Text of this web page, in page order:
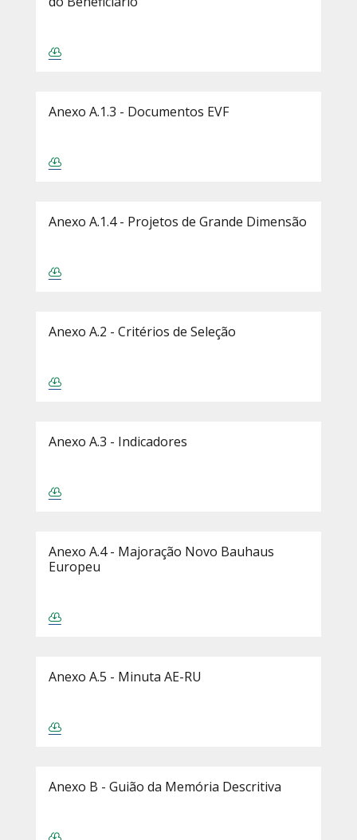
Anexo A.1.3 - Documentos EVF
Anexo A.1.4 - Projetos de Grande Dimensão
Anexo A.2 - Critérios de Seleção
Anexo A.3 - Indicadores
Anexo A.4 - Majoração Novo Bauhaus
Europeu
Anexo A.5 - Minuta AE-RU
Anexo B - Guião da Memória Descritiva